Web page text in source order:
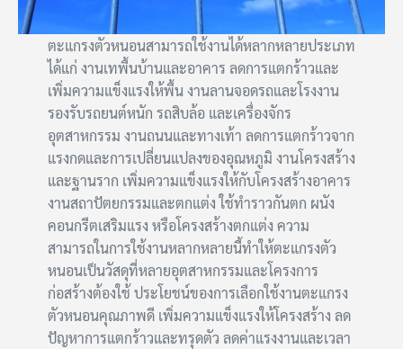
ตะแกรงตัวหนอนสามารถใช้งานได้หลากหลายประเภท
ได้แก่ งานเทพื้นบ้านและอาคาร ลดการแตกร้าวและ
เพิ่มความแข็งแรงให้พื้น งานลานจอดรถและโรงงาน
รองรับรถยนต์หนัก รถสิบล้อ และเครื่องจักร
อุตสาหกรรม งานถนนและทางเท้า ลดการแตกร้าวจาก
แรงกดและการเปลี่ยนแปลงของอุณหภูมิ งานโครงสร้าง
และฐานราก เพิ่มความแข็งแรงให้กับโครงสร้างอาคาร
งานสถาปัตยกรรมและตกแต่ง ใช้ทำราวกันตก ผนัง
คอนกรีตเสริมแรง หรือโครงสร้างตกแต่ง ความ
สามารถในการใช้งานหลากหลายนี้ทำให้ตะแกรงตัว
หนอนเป็นวัสดุที่หลายอุตสาหกรรมและโครงการ
ก่อสร้างต้องใช้ ประโยชน์ของการเลือกใช้งานตะแกรง
ตัวหนอนคุณภาพดี เพิ่มความแข็งแรงให้โครงสร้าง ลด
ปัญหาการแตกร้าวและทรุดตัว ลดค่าแรงงานและเวลา